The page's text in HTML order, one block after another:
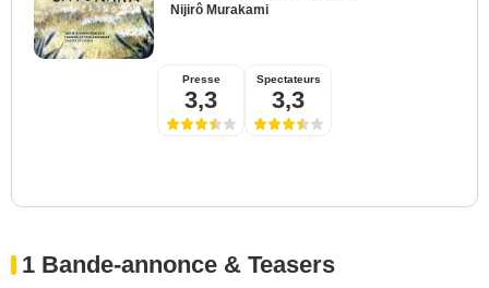
Nijirô Murakami
Presse
3,3
Spectateurs
3,3
1 Bande-annonce & Teasers